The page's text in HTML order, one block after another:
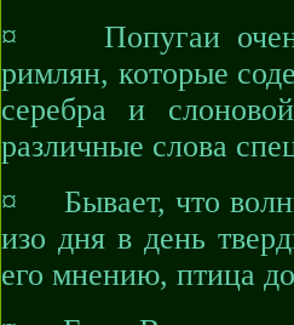
¤ Попугаи очень
римлян, которые
серебра и
различные слова
¤ Бывает, что
изо дня в день
его мнению, птица